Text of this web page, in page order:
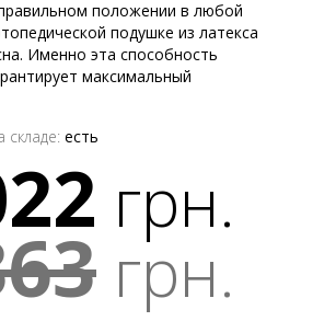
положении в любой
подушке из латекса
Именно эта способность
максимальный
складе: есть
грн.
грн.